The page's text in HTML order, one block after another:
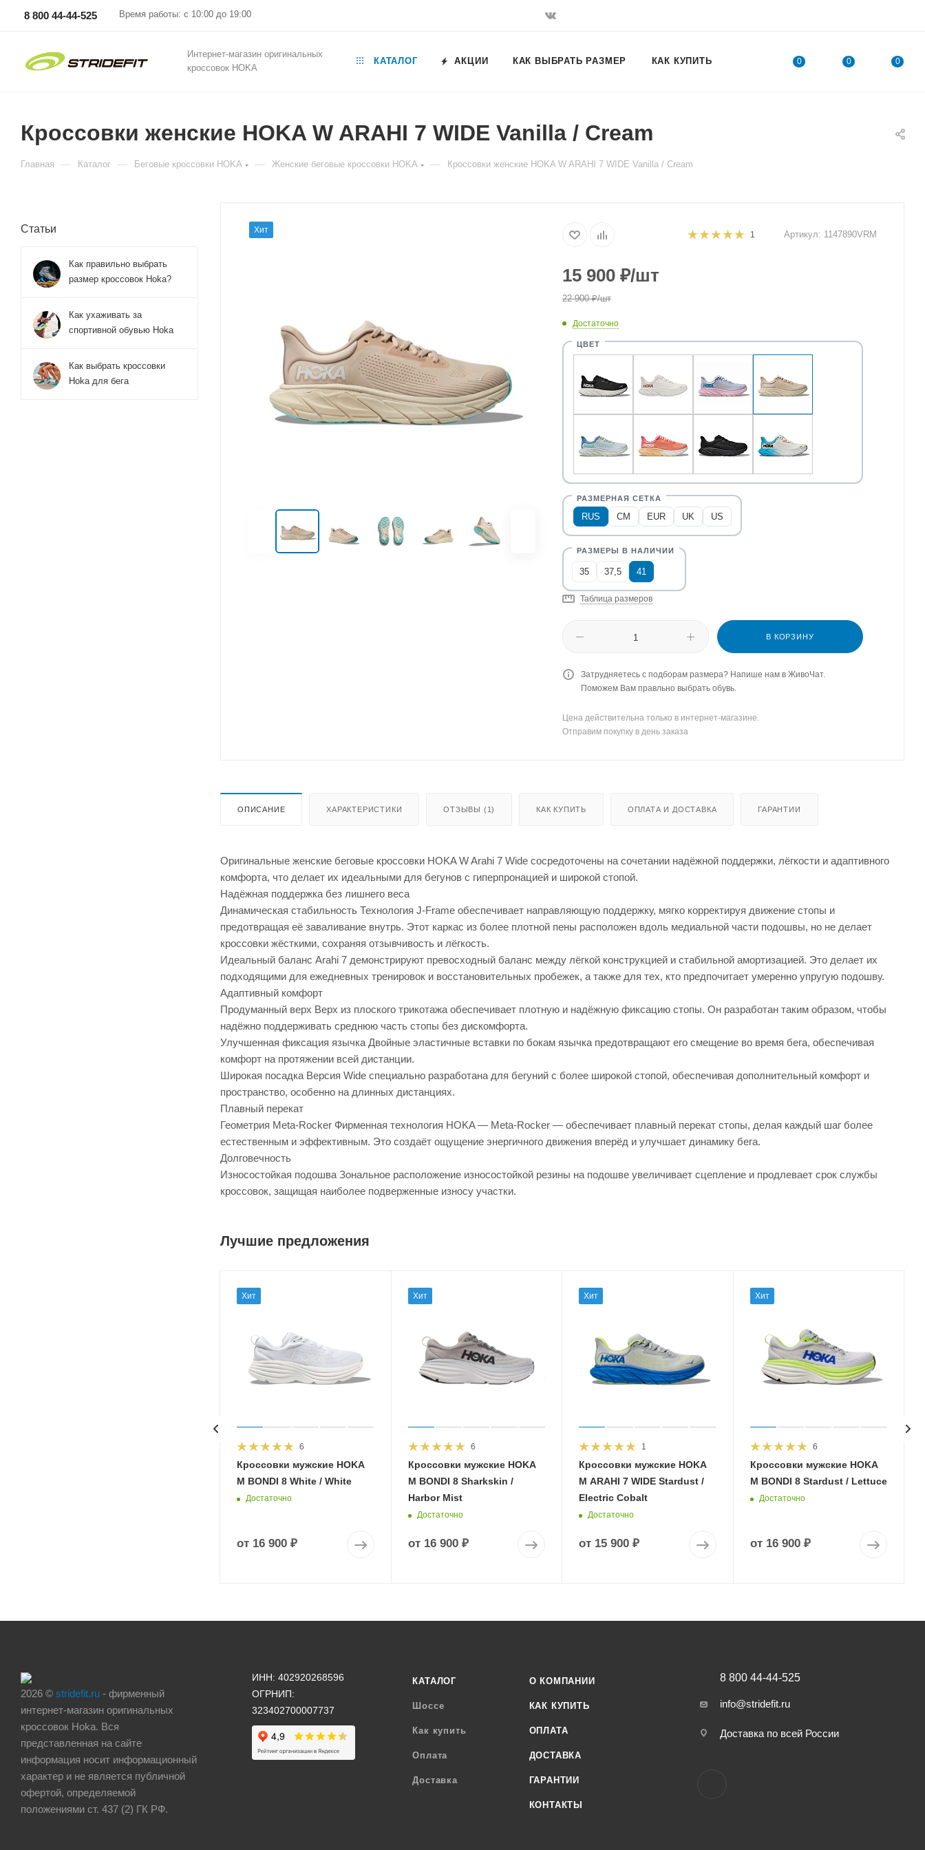
8 800 44-44-525 Время работы: с 10:00 до 19:00
0 0 0
Интернет-магазин оригинальных
кроссовок HOKA
КАТАЛОГ АКЦИИ КАК ВЫБРАТЬ РАЗМЕР КАК КУПИТЬ
Кроссовки женские HOKA W ARAHI 7 WIDE Vanilla / Cream
Главная — Каталог — Беговые кроссовки HOKA — Женские беговые кроссовки HOKA — Кроссовки женские HOKA W ARAHI 7 WIDE Vanilla / Cream
Хит 1 Артикул: 1147890VRM
15 900 ₽/шт
22 900₽/шт
Достаточно
RUS CM EUR UK US
35 37,5 41
Таблица размеров
В КОРЗИНУ
Затрудняетесь с подборам размера? Напише нам в ЖивоЧат.
Поможем Вам правльно выбрать обувь.
Цена действительна только в интернет-магазине.
Отправим покупку в день заказа
ОПИСАНИЕ ХАРАКТЕРИСТИКИ ОТЗЫВЫ (1) КАК КУПИТЬ ОПЛАТА И ДОСТАВКА ГАРАНТИИ
Оригинальные женские беговые кроссовки HOKA W Arahi 7 Wide сосредоточены на сочетании надёжной поддержки, лёгкости и адаптивного
комфорта, что делает их идеальными для бегунов с гиперпронацией и широкой стопой.
Надёжная поддержка без лишнего веса
Динамическая стабильность Технология J-Frame обеспечивает направляющую поддержку, мягко корректируя движение стопы и
предотвращая её заваливание внутрь. Этот каркас из более плотной пены расположен вдоль медиальной части подошвы, но не делает
кроссовки жёсткими, сохраняя отзывчивость и лёгкость.
Идеальный баланс Arahi 7 демонстрируют превосходный баланс между лёгкой конструкцией и стабильной амортизацией. Это делает их
подходящими для ежедневных тренировок и восстановительных пробежек, а также для тех, кто предпочитает умеренно упругую подошву.
Адаптивный комфорт
Продуманный верх Верх из плоского трикотажа обеспечивает плотную и надёжную фиксацию стопы. Он разработан таким образом, чтобы
надёжно поддерживать среднюю часть стопы без дискомфорта.
Улучшенная фиксация язычка Двойные эластичные вставки по бокам язычка предотвращают его смещение во время бега, обеспечивая
комфорт на протяжении всей дистанции.
Широкая посадка Версия Wide специально разработана для бегуний с более широкой стопой, обеспечивая дополнительный комфорт и
пространство, особенно на длинных дистанциях.
Плавный перекат
Геометрия Meta-Rocker Фирменная технология HOKA — Meta-Rocker — обеспечивает плавный перекат стопы, делая каждый шаг более
естественным и эффективным. Это создаёт ощущение энергичного движения вперёд и улучшает динамику бега.
Долговечность
Износостойкая подошва Зональное расположение износостойкой резины на подошве увеличивает сцепление и продлевает срок службы
кроссовок, защищая наиболее подверженные износу участки.
Лучшие предложения
Хит
6
Кроссовки мужские HOKA
M BONDI 8 White / White
Достаточно
от 16 900 ₽
Хит
6
Кроссовки мужские HOKA
M BONDI 8 Sharkskin /
Harbor Mist
Достаточно
от 16 900 ₽
Хит
1
Кроссовки мужские HOKA
M ARAHI 7 WIDE Stardust /
Electric Cobalt
Достаточно
от 15 900 ₽
Хит
6
Кроссовки мужские HOKA
M BONDI 8 Stardust / Lettuce
Достаточно
от 16 900 ₽
Статьи
Как правильно выбрать
размер кроссовок Hoka?
Как ухаживать за
спортивной обувью Hoka
Как выбрать кроссовки
Hoka для бега
2026 © stridefit.ru - фирменный
интернет-магазин оригинальных
кроссовок Hoka. Вся
представленная на сайте
информация носит информационный
характер и не является публичной
офертой, определяемой
положениями ст. 437 (2) ГК РФ.
ИНН: 402920268596
ОГРНИП:
323402700007737
КАТАЛОГ
Шоссе
Как купить
Оплата
Доставка
О КОМПАНИИ
КАК КУПИТЬ
ОПЛАТА
ДОСТАВКА
ГАРАНТИИ
КОНТАКТЫ
8 800 44-44-525
info@stridefit.ru
Доставка по всей России